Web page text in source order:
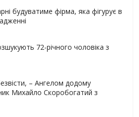
будуватиме фірма, яка фігурує в
72-річного чоловіка з
– Ангелом додому
Михайло Скоробогатий з